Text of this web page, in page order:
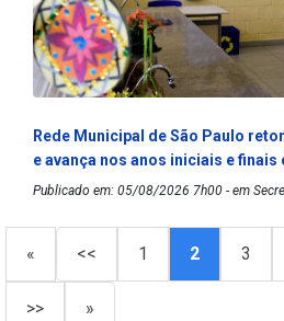
Rede Municipal de São Paulo
e avança nos anos iniciais e finais
Publicado em: 05/08/2026 7h00 - em
« << 1 2 3
>> »